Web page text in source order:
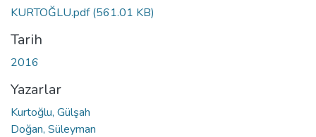
KURTOĞLU.pdf(561.01 KB)
Tarih
2016
Yazarlar
Kurtoğlu, Gülşah
Doğan, Süleyman